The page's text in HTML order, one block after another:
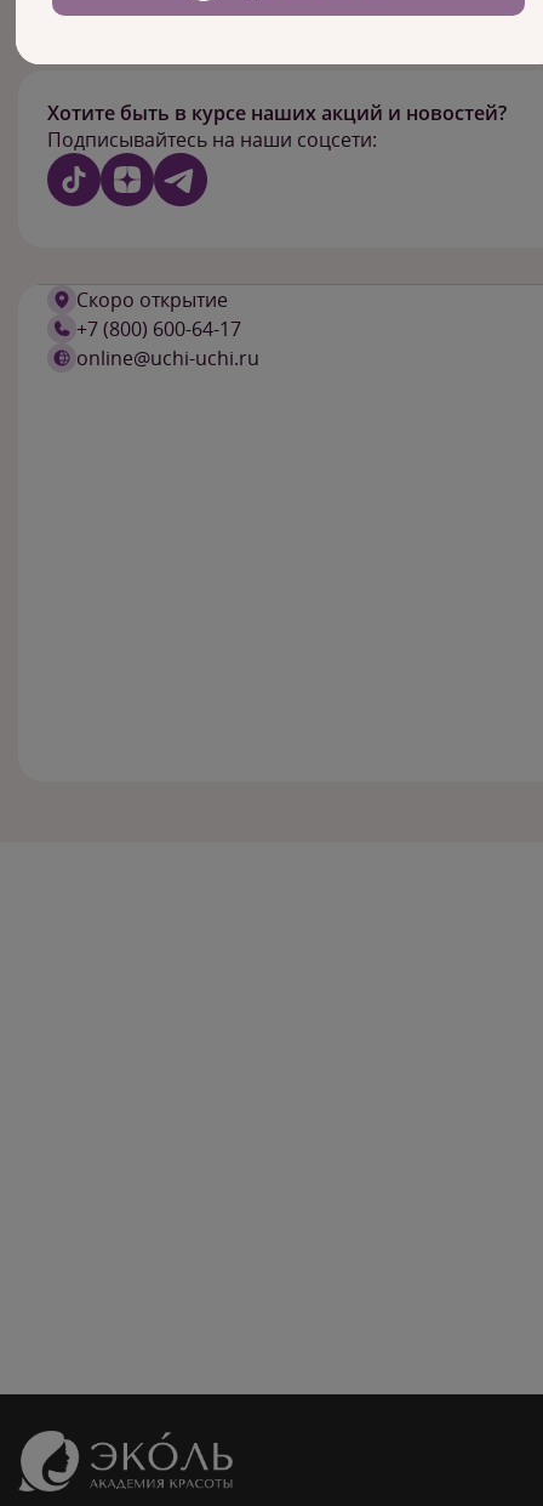
Хотите быть в курсе наших акций и новостей?
Подписывайтесь на наши соцсети:
Скоро открытие
+7 (800) 600-64-17
online@uchi-uchi.ru